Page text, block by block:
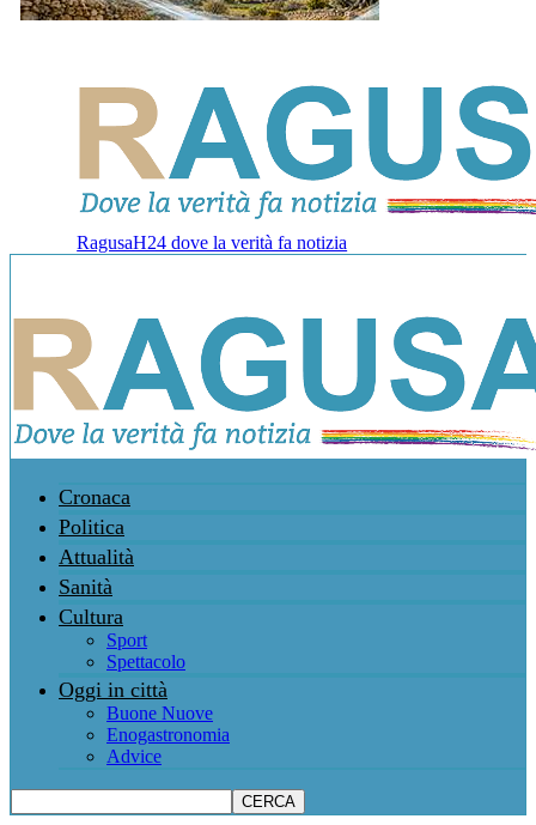
RagusaH24 dove la verità fa notizia
Cronaca
Politica
Attualità
Sanità
Cultura
Sport
Spettacolo
Oggi in città
Buone Nuove
Enogastronomia
Advice